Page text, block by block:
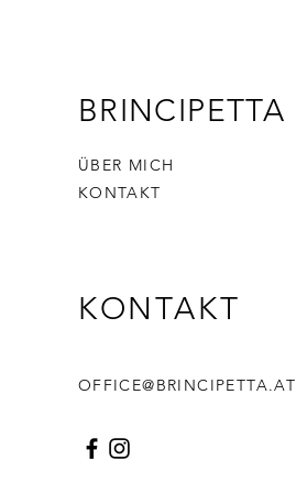
BRINCIPETTA
ÜBER MICH
KONTAKT
KONTAKT
OFFICE@BRINCIPETTA.AT